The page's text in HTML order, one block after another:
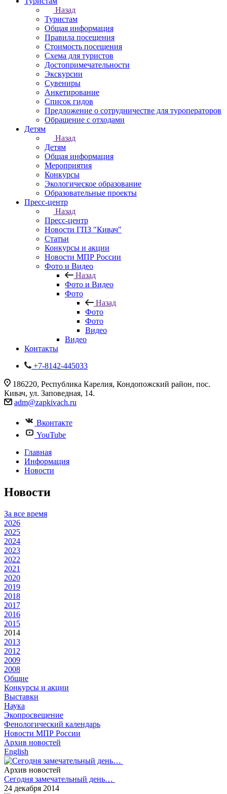
Назад
Туристам
Общая информация
Правила посещения
Стоимость посещения
Схема для туристов
Достопримечательности
Экскурсии
Сувениры
Анкетирование
Список гидов
Предложение о сотрудничестве для туроператоров
Обращение с отходами
Детям
Назад
Детям
Общая информация
Мероприятия
Конкурсы
Экологическое образование
Образовательные проекты
Пресс-центр
Назад
Пресс-центр
Новости ГПЗ "Кивач"
Статьи
Конкурсы и акции
Новости МПР России
Фото и Видео
Назад
Фото и Видео
Фото
Назад
Фото
Фото
Видео
Видео
Контакты
+7-8142-445033
186220, Республика Карелия, Кондопожский район, пос.
Кивач, ул. Заповедная, 14.
adm@zapkivach.ru
Вконтакте
YouTube
Главная
Информация
Новости
Новости
За все время
2026
2025
2024
2023
2022
2021
2020
2019
2018
2017
2016
2015
2014
2013
2012
2009
2008
Общие
Конкурсы и акции
Выставки
Наука
Экопросвещение
Фенологический календарь
Новости МПР России
Архив новостей
English
Архив новостей
Сегодня замечательный день…
24 декабря 2014